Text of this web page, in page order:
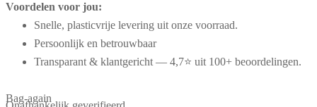
Voordelen voor jou:
Snelle, plasticvrije levering uit onze voorraad.
Persoonlijk en betrouwbaar
Transparant & klantgericht — 4,7⭐ uit 100+ beoordelingen.
Bag-again